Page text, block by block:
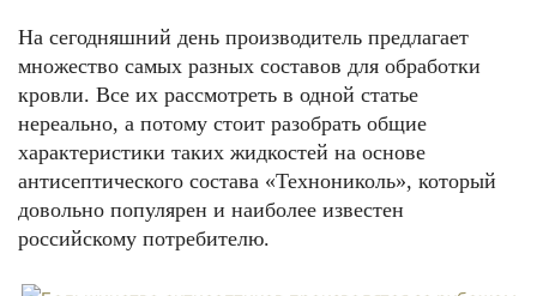
На сегодняшний день производитель предлагает
множество самых разных составов для обработки
кровли. Все их рассмотреть в одной статье
нереально, а потому стоит разобрать общие
характеристики таких жидкостей на основе
антисептического состава «Технониколь», который
довольно популярен и наиболее известен
российскому потребителю.